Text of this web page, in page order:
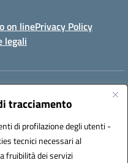
tracciamento
di profilazione degli utenti -
tecnici necessari al
fruibilità dei servizi
on linePrivacy Policy
legali